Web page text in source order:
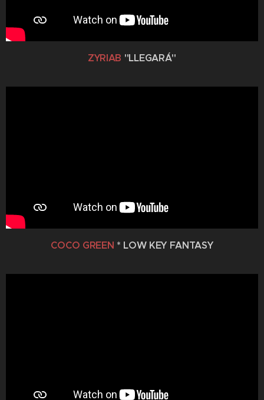
ZYRIAB "LLEGARÁ"
COCO GREEN * LOW KEY FANTASY